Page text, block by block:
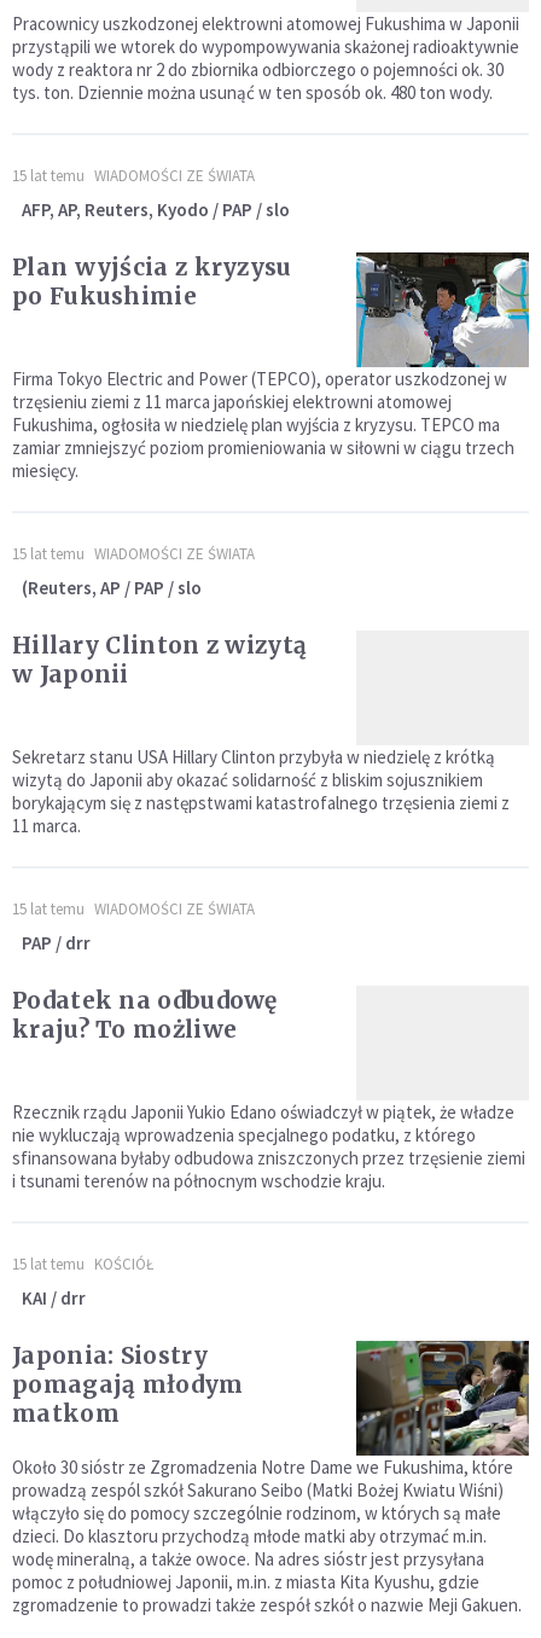
Pracownicy uszkodzonej elektrowni atomowej Fukushima w Japonii
przystąpili we wtorek do wypompowywania skażonej radioaktywnie
wody z reaktora nr 2 do zbiornika odbiorczego o pojemności ok. 30
tys. ton. Dziennie można usunąć w ten sposób ok. 480 ton wody.
15 lat temu WIADOMOŚCI ZE ŚWIATA
AFP, AP, Reuters, Kyodo / PAP / slo
Plan wyjścia z kryzysu
po Fukushimie
Firma Tokyo Electric and Power (TEPCO), operator uszkodzonej w
trzęsieniu ziemi z 11 marca japońskiej elektrowni atomowej
Fukushima, ogłosiła w niedzielę plan wyjścia z kryzysu. TEPCO ma
zamiar zmniejszyć poziom promieniowania w siłowni w ciągu trzech
miesięcy.
15 lat temu WIADOMOŚCI ZE ŚWIATA
(Reuters, AP / PAP / slo
Hillary Clinton z wizytą
w Japonii
Sekretarz stanu USA Hillary Clinton przybyła w niedzielę z krótką
wizytą do Japonii aby okazać solidarność z bliskim sojusznikiem
borykającym się z następstwami katastrofalnego trzęsienia ziemi z
11 marca.
15 lat temu WIADOMOŚCI ZE ŚWIATA
PAP / drr
Podatek na odbudowę
kraju? To możliwe
Rzecznik rządu Japonii Yukio Edano oświadczył w piątek, że władze
nie wykluczają wprowadzenia specjalnego podatku, z którego
sfinansowana byłaby odbudowa zniszczonych przez trzęsienie ziemi
i tsunami terenów na północnym wschodzie kraju.
15 lat temu KOŚCIÓŁ
KAI / drr
Japonia: Siostry
pomagają młodym
matkom
Około 30 sióstr ze Zgromadzenia Notre Dame we Fukushima, które
prowadzą zespól szkół Sakurano Seibo (Matki Bożej Kwiatu Wiśni)
włączyło się do pomocy szczególnie rodzinom, w których są małe
dzieci. Do klasztoru przychodzą młode matki aby otrzymać m.in.
wodę mineralną, a także owoce. Na adres sióstr jest przysyłana
pomoc z południowej Japonii, m.in. z miasta Kita Kyushu, gdzie
zgromadzenie to prowadzi także zespół szkół o nazwie Meji Gakuen.